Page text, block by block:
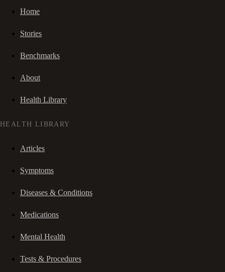
Home
Stories
Benchmarks
About
Health Library
HEALTH LIBRARY
Articles
Symptoms
Diseases & Conditions
Medications
Mental Health
Tests & Procedures